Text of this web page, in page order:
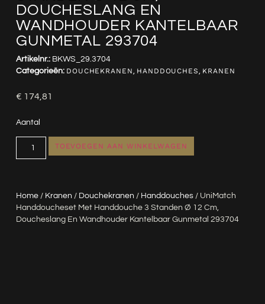
DOUCHESLANG EN
WANDHOUDER KANTELBAAR
GUNMETAL 293704
Home/ Kranen / Douchekranen / Handdouches/ UniMatch
Handdoucheset Met Handdouche 3 Standen Ø 12 Cm,
Doucheslang En Wandhouder Kantelbaar Gunmetal 293704
Artikelnr.: BKWS_29.3704
Categorieën: DOUCHEKRANEN HANDDOUCHES KRANEN
€ 174,81
Aantal
TOEVOEGEN AAN WINKELWAGEN